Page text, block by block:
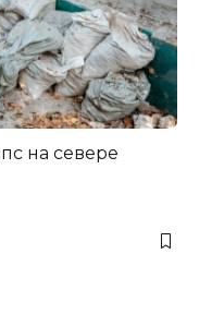
на севере